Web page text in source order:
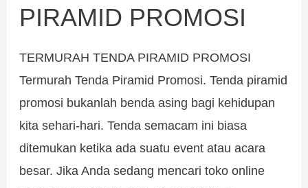
PIRAMID PROMOSI
TERMURAH TENDA PIRAMID PROMOSI
Termurah Tenda Piramid Promosi. Tenda piramid
promosi bukanlah benda asing bagi kehidupan
kita sehari-hari. Tenda semacam ini biasa
ditemukan ketika ada suatu event atau acara
besar. Jika Anda sedang mencari toko online